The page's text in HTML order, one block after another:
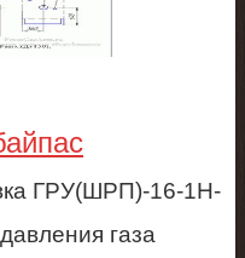
ГРУ(ШРП)-16-1Н-
газа